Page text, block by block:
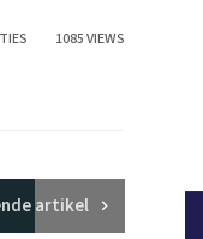
1085 VIEWS
artikel